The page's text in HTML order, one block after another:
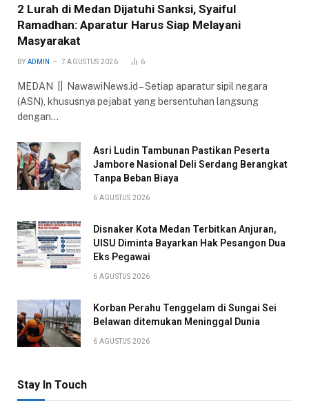
2 Lurah di Medan Dijatuhi Sanksi, Syaiful
Ramadhan: Aparatur Harus Siap Melayani
Masyarakat
BY ADMIN 7 AGUSTUS 2026 6
MEDAN || NawawiNews.id – Setiap aparatur sipil negara
(ASN), khususnya pejabat yang bersentuhan langsung
dengan…
Asri Ludin Tambunan Pastikan Peserta
Jambore Nasional Deli Serdang Berangkat
Tanpa Beban Biaya
6 AGUSTUS 2026
Disnaker Kota Medan Terbitkan Anjuran,
UISU Diminta Bayarkan Hak Pesangon Dua
Eks Pegawai
6 AGUSTUS 2026
Korban Perahu Tenggelam di Sungai Sei
Belawan ditemukan Meninggal Dunia
6 AGUSTUS 2026
Stay In Touch